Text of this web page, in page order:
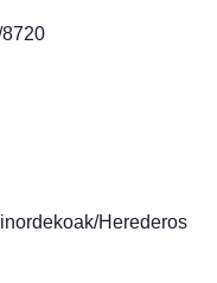
Herederos